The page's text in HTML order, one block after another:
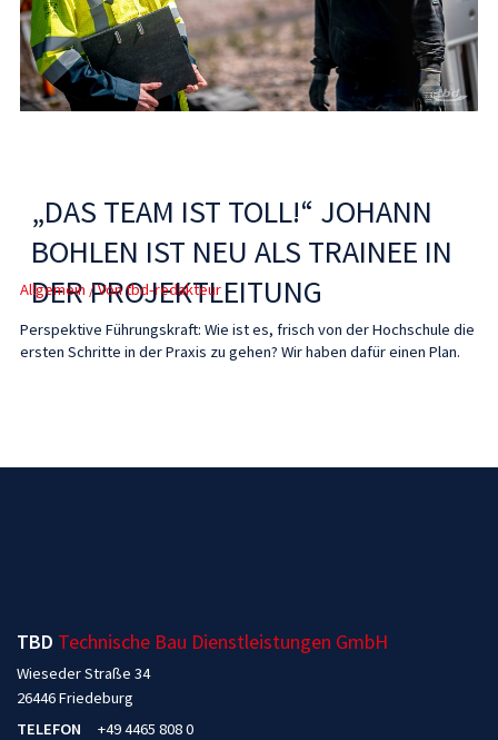
„DAS TEAM IST TOLL!“ JOHANN
BOHLEN IST NEU ALS TRAINEE IN
DER PROJEKTLEITUNG
Allgemein / Vontbd-redakteur
Perspektive Führungskraft: Wie ist es, frisch von der Hochschule die
ersten Schritte in der Praxis zu gehen? Wir haben dafür einen Plan.
TBD Technische Bau Dienstleistungen GmbH
Wieseder Straße 34
26446 Friedeburg
TELEFON
+49 4465 808 0